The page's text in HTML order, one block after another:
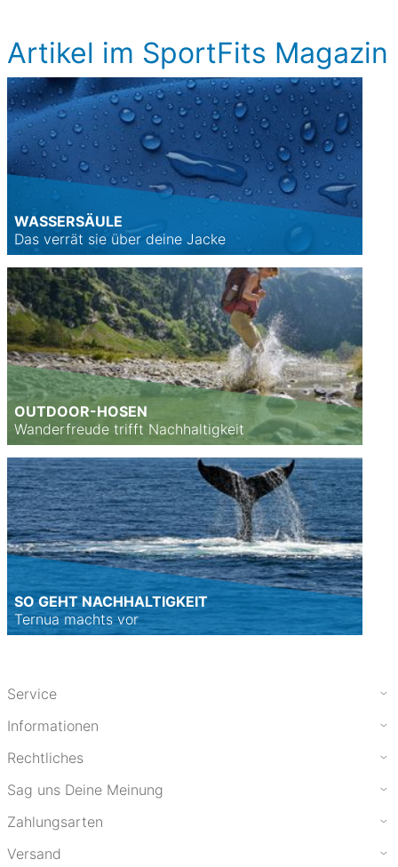
Artikel im SportFits Magazin
WASSERSÄULE
Das verrät sie über deine Jacke
OUTDOOR-HOSEN
Wanderfreude trifft Nachhaltigkeit
SO GEHT NACHHALTIGKEIT
Ternua machts vor
Service
Informationen
Rechtliches
Sag uns Deine Meinung
Zahlungsarten
Versand